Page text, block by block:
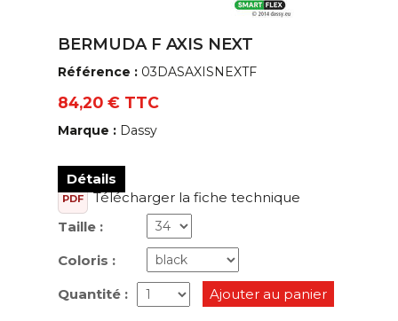
BERMUDA F AXIS NEXT
Référence : 03DASAXISNEXTF
84,20 € TTC
Marque : Dassy
Détails
PDF
Télécharger la fiche technique
Taille :
Coloris :
Quantité : Ajouter au panier